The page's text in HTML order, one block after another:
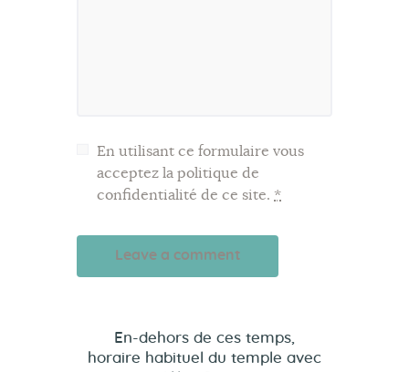
En utilisant ce formulaire vous
acceptez la politique de
confidentialité de ce site. *
En-dehors de ces temps,
horaire habituel du temple avec